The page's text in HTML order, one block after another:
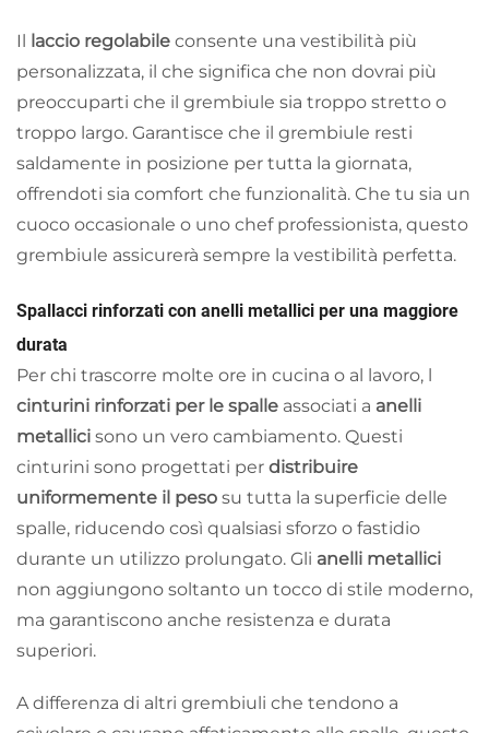
Il laccio regolabile consente una vestibilità più
personalizzata, il che significa che non dovrai più
preoccuparti che il grembiule sia troppo stretto o
troppo largo. Garantisce che il grembiule resti
saldamente in posizione per tutta la giornata,
offrendoti sia comfort che funzionalità. Che tu sia un
cuoco occasionale o uno chef professionista, questo
grembiule assicurerà sempre la vestibilità perfetta.
Spallacci rinforzati con anelli metallici per una maggiore
durata
Per chi trascorre molte ore in cucina o al lavoro, l
cinturini rinforzati per le spalle associati a anelli
metallici sono un vero cambiamento. Questi
cinturini sono progettati per distribuire
uniformemente il peso su tutta la superficie delle
spalle, riducendo così qualsiasi sforzo o fastidio
durante un utilizzo prolungato. Gli anelli metallici
non aggiungono soltanto un tocco di stile moderno,
ma garantiscono anche resistenza e durata
superiori.
A differenza di altri grembiuli che tendono a